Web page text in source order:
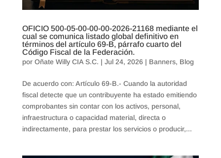
OFICIO 500-05-00-00-00-2026-21168 mediante el
cual se comunica listado global definitivo en
términos del artículo 69-B, párrafo cuarto del
Código Fiscal de la Federación.
por Oñate Willy CIA S.C. | Jul 24, 2026 | Banners, Blog
De acuerdo con: Artículo 69-B.- Cuando la autoridad
fiscal detecte que un contribuyente ha estado emitiendo
comprobantes sin contar con los activos, personal,
infraestructura o capacidad material, directa o
indirectamente, para prestar los servicios o producir,...